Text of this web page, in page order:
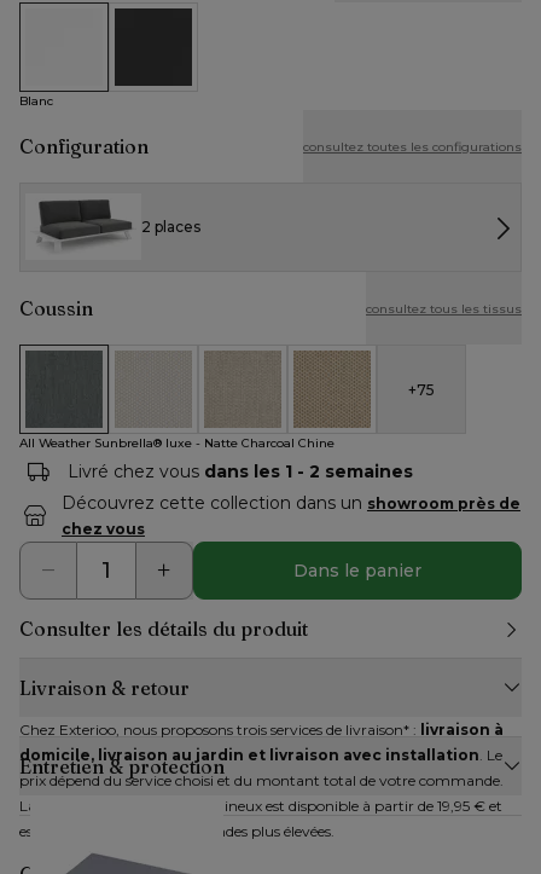
Blanc
Configuration consultez toutes les configurations
2 places
Coussin consultez tous les tissus
All Weather Sunbrella® luxe - Natte Charcoal Chine
All Weather Cosytica - Althea Off White
All Weather Cosytica - Althea Chalk
All Weather Cosytica - Althea
+75
All Weather Sunbrella® luxe - Natte Charcoal Chine
Livré chez vous dans les 1 - 2 semaines
Découvrez cette collection dans un showroom près de
chez vous
Dans le panier
Consulter les détails du produit
Livraison & retour
Chez Exterioo, nous proposons trois services de livraison* : livraison à
domicile, livraison au jardin et livraison avec installation. Le
prix dépend du service choisi et du montant total de votre commande.
La livraison des articles volumineux est disponible à partir de 19,95 € et
est gratuite pour les commandes plus élevées.
Entretien & protection